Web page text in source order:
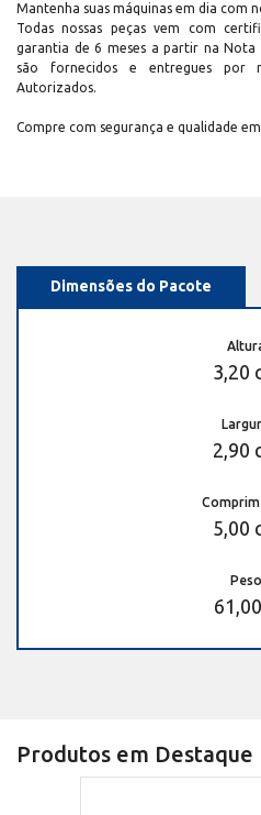
Mantenha suas máquinas em dia com
Todas nossas peças vem com
garantia de 6 meses a partir na Nota
são fornecidos e entregues por
Autorizados.
Compre com segurança e qualidade
Dimensões do Pacote
3,20
2,90
5,00
Peso
Produtos em Destaque